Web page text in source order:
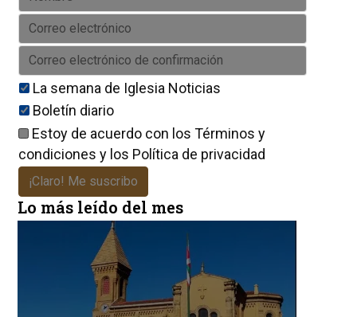
La semana de Iglesia Noticias
Boletín diario
Estoy de acuerdo con los Términos y
condiciones y los Política de privacidad
¡Claro! Me suscribo
Lo más leído del mes